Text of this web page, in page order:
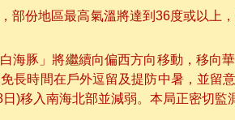
部份地區最高氣溫將達到36度或以上
海豚」將繼續向偏西方向移動，移向
長時間在戶外逗留及提防中暑，並留
)移入南海北部並減弱。本局正密切